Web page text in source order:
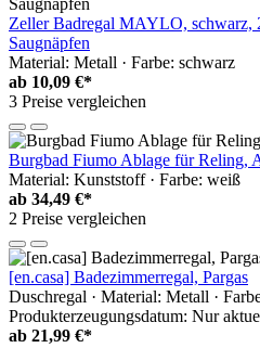
Zeller Badregal MAYLO, schwarz,
Saugnäpfen
Material: Metall · Farbe: schwarz
ab 10,09 €*
3 Preise vergleichen
Burgbad Fiumo Ablage für Reling,
Material: Kunststoff · Farbe: weiß
ab 34,49 €*
2 Preise vergleichen
[en.casa] Badezimmerregal, Pargas
Duschregal · Material: Metall ·
Produkterzeugungsdatum: Nur
ab 21,99 €*